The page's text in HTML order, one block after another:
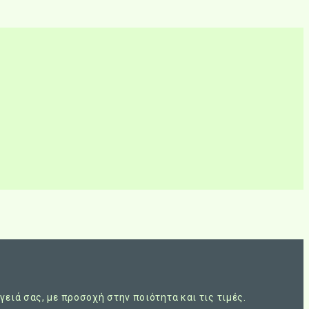
σας, με προσοχή στην ποιότητα και τις τιμές.